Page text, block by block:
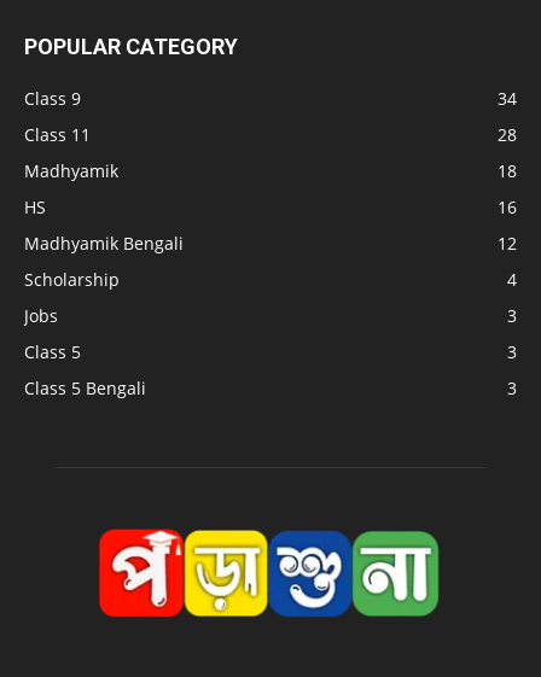
POPULAR CATEGORY
Class 9
34
Class 11
28
Madhyamik
18
HS
16
Madhyamik Bengali
12
Scholarship
4
Jobs
3
Class 5
3
Class 5 Bengali
3